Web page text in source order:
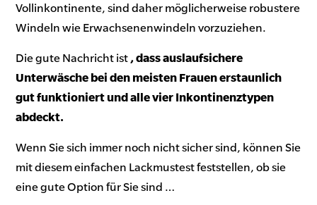
Vollinkontinente, sind daher möglicherweise robustere
Windeln wie Erwachsenenwindeln vorzuziehen.
Die gute Nachricht ist , dass auslaufsichere
Unterwäsche bei den meisten Frauen erstaunlich
gut funktioniert und alle vier Inkontinenztypen
abdeckt.
Wenn Sie sich immer noch nicht sicher sind, können Sie
mit diesem einfachen Lackmustest feststellen, ob sie
eine gute Option für Sie sind …